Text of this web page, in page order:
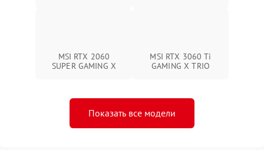
MSI RTX 2060
SUPER GAMING X
MSI RTX 3060 Ti
GAMING X TRIO
Показать все модели